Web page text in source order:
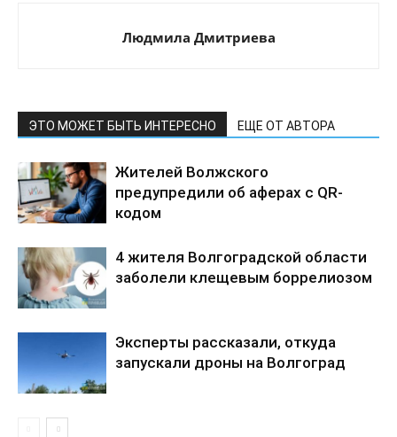
Людмила Дмитриева
ЭТО МОЖЕТ БЫТЬ ИНТЕРЕСНО ЕЩЕ ОТ АВТОРА
Жителей Волжского
предупредили об аферах с QR-
кодом
4 жителя Волгоградской области
заболели клещевым боррелиозом
Эксперты рассказали, откуда
запускали дроны на Волгоград